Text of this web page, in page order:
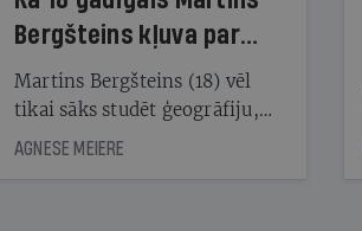
Bergšteins kļuva par
laika ziņu seju?
Martins Bergšteins (18) vēl
tikai sāks studēt ģeogrāfiju,
bet viņa sacītajam jau uzticas
AGNESE MEIERE